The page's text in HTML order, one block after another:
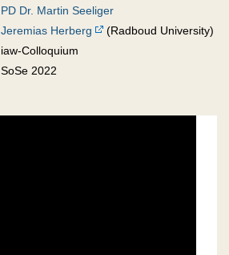
PD Dr. Martin Seeliger
Jeremias Herberg
(Radboud University)
iaw-Colloquium
SoSe 2022